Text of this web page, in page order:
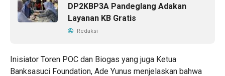
DP2KBP3A Pandeglang Adakan
Layanan KB Gratis
Redaksi
Inisiator Toren POC dan Biogas yang juga Ketua
Banksasuci Foundation, Ade Yunus menjelaskan bahwa